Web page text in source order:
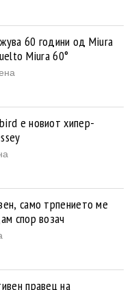
60 години од Miura
Miura 60°
е новиот хипер-
само трпението ме
спор возач
правец на